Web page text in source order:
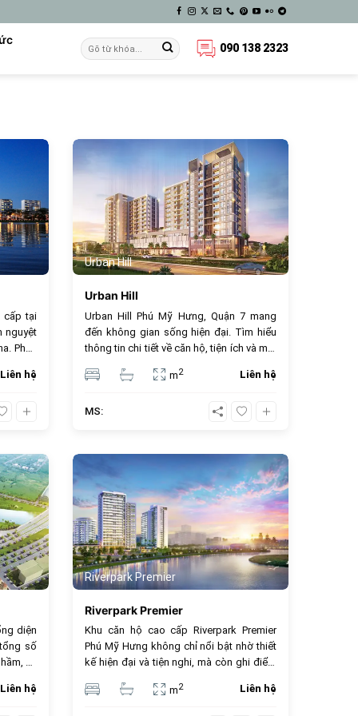
090 138 2323
cấp tại
nguyệt
Phân
Liên hệ
Urban Hill
Urban Hill
Urban Hill Phú Mỹ Hưng, Quận 7 mang
đến không gian sống hiện đại. Tìm hiểu
thông tin chi tiết về căn hộ, tiện ích và môi
m2 Liên hệ
MS:
843
diện
số
28
Diện
Liên hệ
Riverpark Premier
832
Riverpark Premier
Khu căn hộ cao cấp Riverpark Premier
Phú Mỹ Hưng không chỉ nổi bật nhờ thiết
kế hiện đại và tiện nghi, mà còn ghi điểm
nơi được xem là trái tim của sự phát triển
m2 Liên hệ